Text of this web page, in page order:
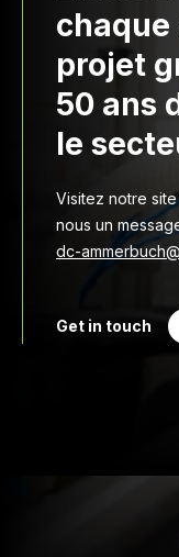
chaque
projet
50 ans
le
Visitez notre
nous un
dc-
Get in touch